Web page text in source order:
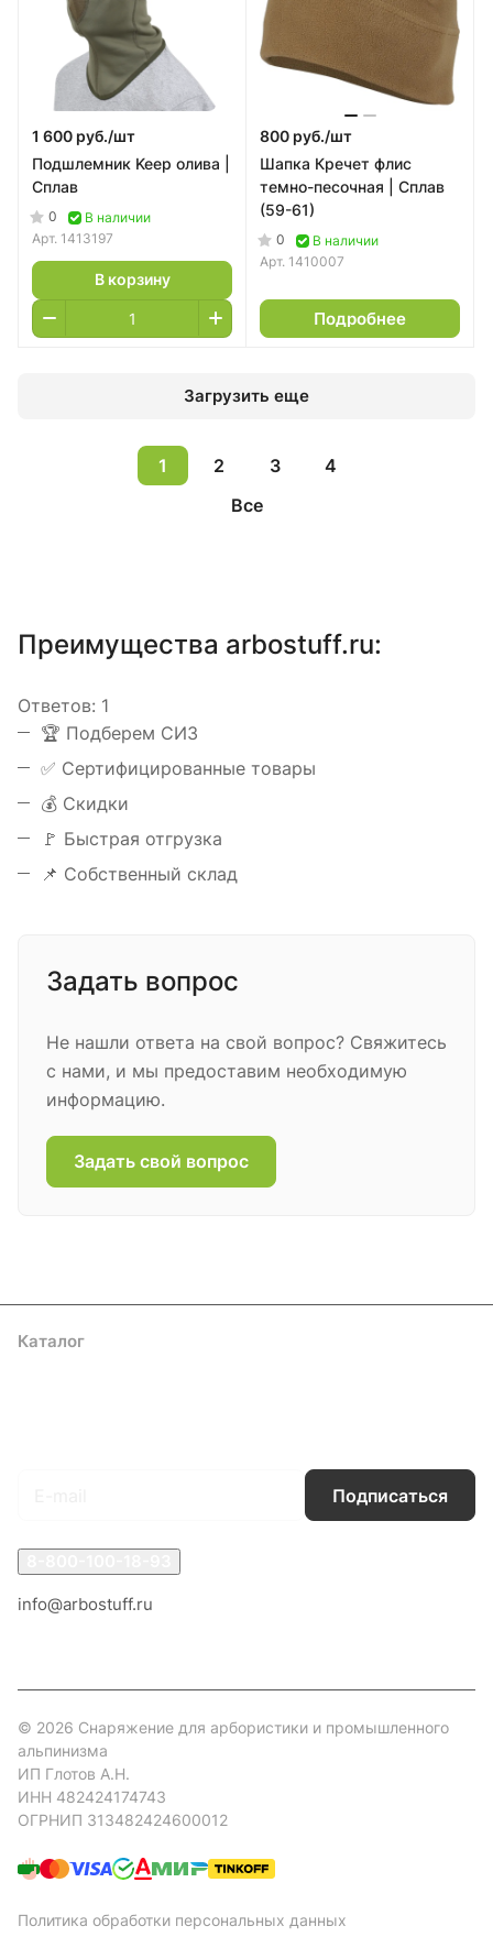
1 600 руб./шт
Подшлемник Keep олива |
Сплав
0
В наличии
Арт. 1413197
В корзину
800 руб./шт
Шапка Кречет флис
темно-песочная | Сплав
(59-61)
0
В наличии
Арт. 1410007
Подробнее
Загрузить еще
1 2 3
4
Все
Преимущества arbostuff.ru:
Ответов: 1
️🏆 Подберем СИЗ
✅ Сертифицированные товары
💰 Скидки
🚩 Быстрая отгрузка
📌 Собственный склад
Задать вопрос
Не нашли ответа на свой вопрос? Свяжитесь
с нами, и мы предоставим необходимую
информацию.
Задать свой вопрос
Каталог
Подписаться
info@arbostuff.ru
© 2026 Снаряжение для арбористики и промышленного
альпинизма
ИП Глотов А.Н.
ИНН 482424174743
ОГРНИП 313482424600012
Политика обработки персональных данных